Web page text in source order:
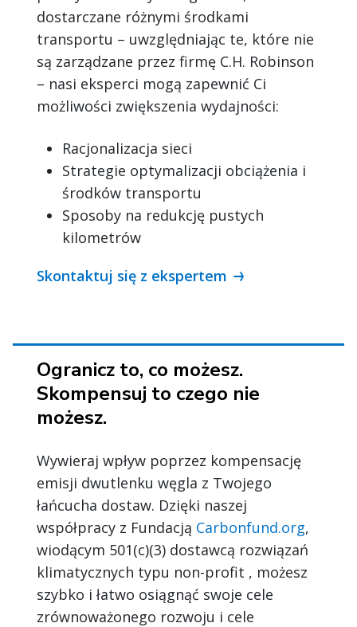
dostarczane różnymi środkami
transportu – uwzględniając te, które nie
są zarządzane przez firmę C.H. Robinson
– nasi eksperci mogą zapewnić Ci
możliwości zwiększenia wydajności:
Racjonalizacja sieci
Strategie optymalizacji obciążenia i
środków transportu
Sposoby na redukcję pustych
kilometrów
Skontaktuj się z ekspertem
Ogranicz to, co możesz.
Skompensuj to czego nie
możesz.
Wywieraj wpływ poprzez kompensację
emisji dwutlenku węgla z Twojego
łańcucha dostaw. Dzięki naszej
współpracy z Fundacją Carbonfund.org,
wiodącym 501(c)(3) dostawcą rozwiązań
klimatycznych typu non-profit , możesz
szybko i łatwo osiągnąć swoje cele
zrównoważonego rozwoju i cele